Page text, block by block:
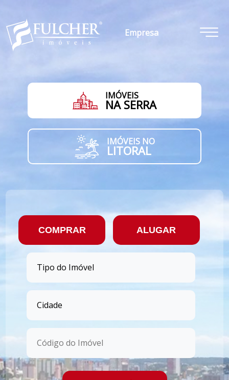
Empresa
IMÓVEIS
NA SERRA
IMÓVEIS NO
LITORAL
COMPRAR ALUGAR